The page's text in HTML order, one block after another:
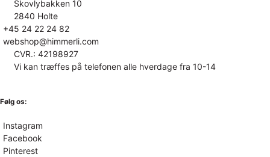
Skovlybakken 10
2840 Holte
+45 24 22 24 82
webshop@himmerli.com
CVR.: 42198927
Vi kan træffes på telefonen alle hverdage fra 10-14
Følg os:
Instagram
Facebook
Pinterest